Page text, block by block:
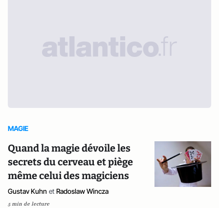
MAGIE
Quand la magie dévoile les
secrets du cerveau et piège
même celui des magiciens
Gustav Kuhn et Radoslaw Wincza
5 min de lecture